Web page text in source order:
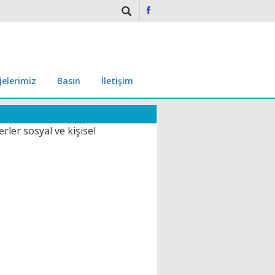
Basın İletişim
sosyal ve kişisel